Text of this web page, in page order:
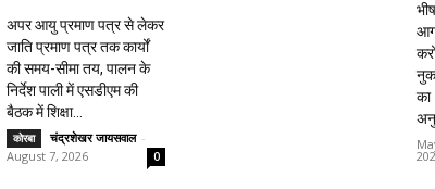
अपर आयु प्रमाण पत्र से लेकर
जाति प्रमाण पत्र तक कार्यों
की समय-सीमा तय, पालन के
निर्देश पाली में एसडीएम की
बैठक में शिक्षा...
कोरबा चंद्रशेखर जायसवाल -
August 7, 2026
0
का